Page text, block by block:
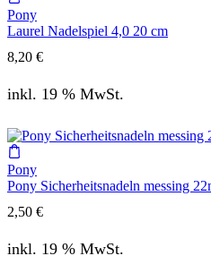
Pony
Laurel Nadelspiel 4,0 20 cm
8,20 €
inkl. 19 % MwSt.
Pony
Pony Sicherheitsnadeln messing
2,50 €
inkl. 19 % MwSt.